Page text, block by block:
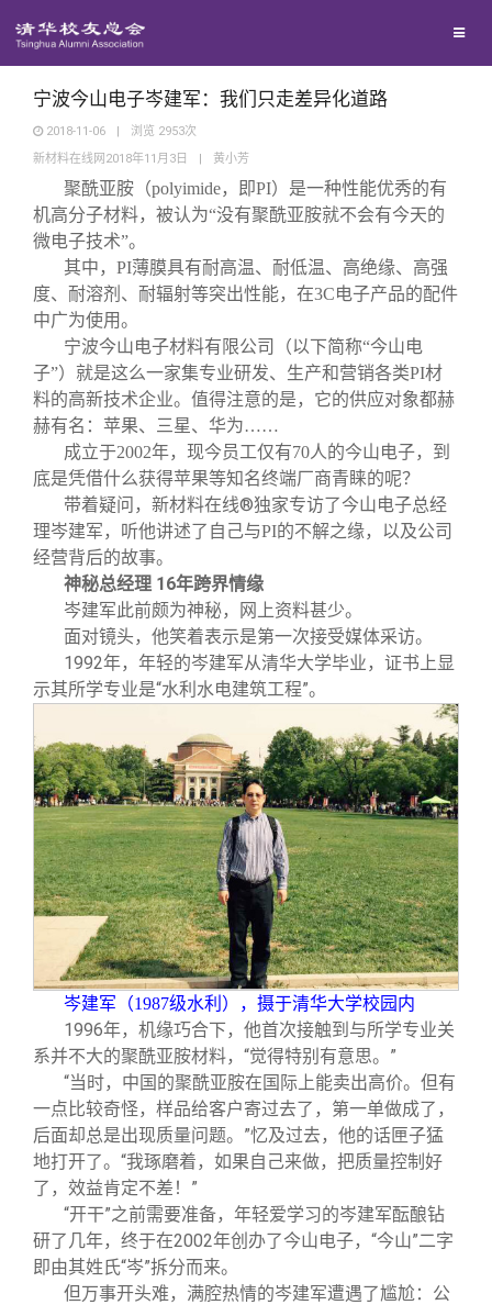
西南联大校友会
义工计划
新媒体平台
青春风采
校友文苑
校友讲坛
校友视界
校友服务
终身学习
信息化服务
实用信息
校友总会
总会简介
总会章程
理事会名单
制度法规
联系我们
关闭
宁波今山电子岑建军：我们只走差异化道路
2018-11-06 | 浏览 2953次
新材料在线网2018年11月3日
| 黄小芳
聚酰亚胺（polyimide，即PI）是一种性能优秀的有
机高分子材料，被认为“没有聚酰亚胺就不会有今天的
微电子技术”。
其中，PI薄膜具有耐高温、耐低温、高绝缘、高强
度、耐溶剂、耐辐射等突出性能，在3C电子产品的配件
中广为使用。
宁波今山电子材料有限公司（以下简称“今山电
子”）就是这么一家集专业研发、生产和营销各类PI材
料的高新技术企业。值得注意的是，它的供应对象都赫
赫有名：苹果、三星、华为……
成立于2002年，现今员工仅有70人的今山电子，到
底是凭借什么获得苹果等知名终端厂商青睐的呢？
带着疑问， 新材料在线®独家专访了今山电子总经
理岑建军，听他讲述了自己与PI的不解之缘，以及公司
经营背后的故事。
神秘总经理 16年跨界情缘
岑建军此前颇为神秘，网上资料甚少。
面对镜头，他笑着表示是第一次接受媒体采访。
1992年，年轻的岑建军从清华大学毕业，证书上显
示其所学专业是“水利水电建筑工程”。
岑建军（1987级水利），摄于清华大学校园内
1996年，机缘巧合下，他首次接触到与所学专业关
系并不大的聚酰亚胺材料，“觉得特别有意思。”
“当时，中国的聚酰亚胺在国际上能卖出高价。但有
一点比较奇怪，样品给客户寄过去了，第一单做成了，
后面却总是出现质量问题。”忆及过去，他的话匣子猛
地打开了。“我琢磨着，如果自己来做，把质量控制好
了，效益肯定不差！”
“开干”之前需要准备，年轻爱学习的岑建军酝酿钻
研了几年，终于在2002年创办了今山电子，“今山”二字
即由其姓氏“岑”拆分而来。
但万事开头难，满腔热情的岑建军遭遇了尴尬：公